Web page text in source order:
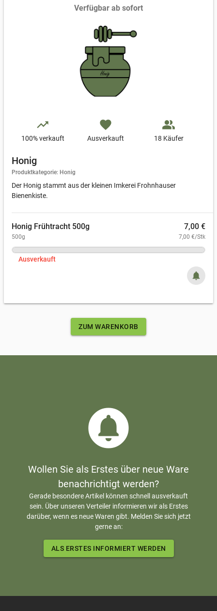
Verfügbar ab sofort
trending_up
100% verkauft
favorite
Ausverkauft
people_alt
18 Käufer
Honig
Produktkategorie: Honig
Der Honig stammt aus der kleinen Imkerei Frohnhauser
Bienenkiste.
Honig Frühtracht 500g 7,00 €
500g 7,00 €/Stk
Ausverkauft
notifications
ZUM WARENKORB
circle_notifications
Wollen Sie als Erstes über neue Ware
benachrichtigt werden?
Gerade besondere Artikel können schnell ausverkauft
sein. Über unseren Verteiler informieren wir als Erstes
darüber, wenn es neue Waren gibt. Melden Sie sich jetzt
gerne an:
ALS ERSTES INFORMIERT WERDEN